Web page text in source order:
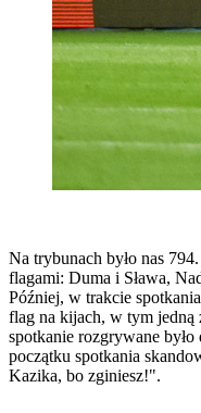
Na trybunach było nas
flagami: Duma i Sława,
Później, w trakcie
flag na kijach, w tym jedną
spotkanie rozgrywane
początku spotkania
Kazika, bo zginiesz!".